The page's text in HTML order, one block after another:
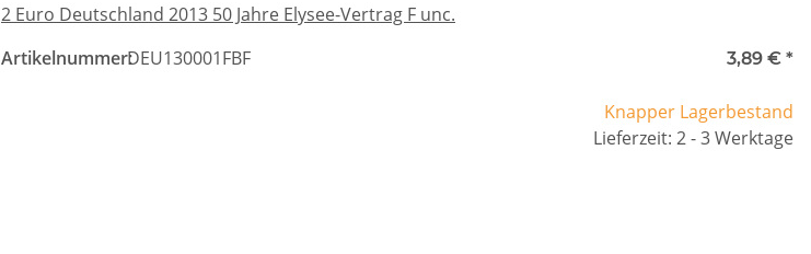
2 Euro Deutschland 2013 50 Jahre Elysee-Vertrag F unc.
Artikelnummer:DEU130001FBF 3,89 € *
Knapper Lagerbestand
Lieferzeit: 2 - 3 Werktage